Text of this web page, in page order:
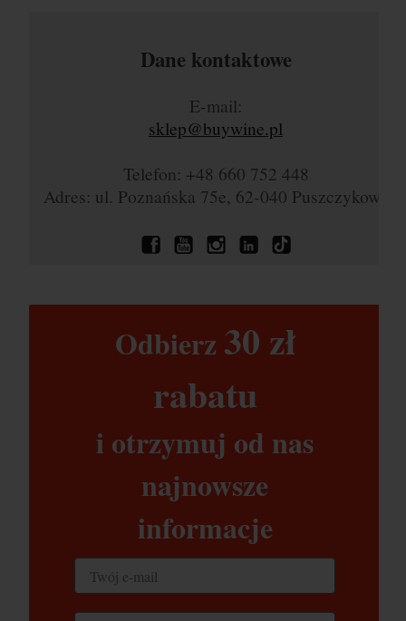
Dane kontaktowe
E-mail:
sklep@buywine.pl
Telefon: +48 660 752 448
Adres: ul. Poznańska 75e, 62-040 Puszczykowo
Odbierz 30 zł​
rabatu​
i otrzymuj od nas
najnowsze
informacje